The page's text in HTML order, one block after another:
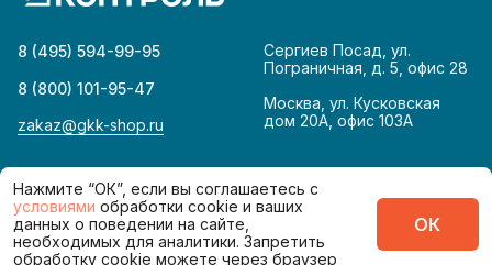
8 (495) 594-99-95
8 (800) 101-95-47
zakaz@gkk-shop.ru
Сергиев Посад, ул.
Пограничная, д. 5, офис 28
Москва, ул. Кусковская
дом 20А, офис 103А
© 2026Политика конфиденциальности
Сделано в
Нажмите “ОК”, если вы соглашаетесь с
условиями обработки cookie и ваших
данных о поведении на сайте,
необходимых для аналитики. Запретить
обработку cookie можете через браузер
ОК